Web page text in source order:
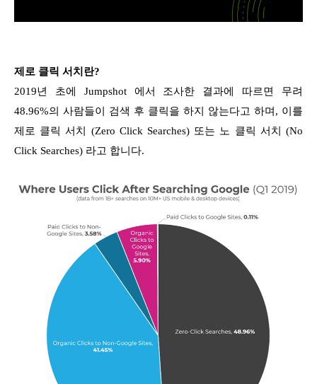
제로 클릭 서치란?
2019년 초에 Jumpshot 에서 조사한 결과에 따르면 무려
48.96%의 사람들이 검색 후 클릭을 하지 않는다고 하며, 이를
제로 클릭 서치 (Zero Click Searches) 또는 노 클릭 서치 (No
Click Searches) 라고 합니다.